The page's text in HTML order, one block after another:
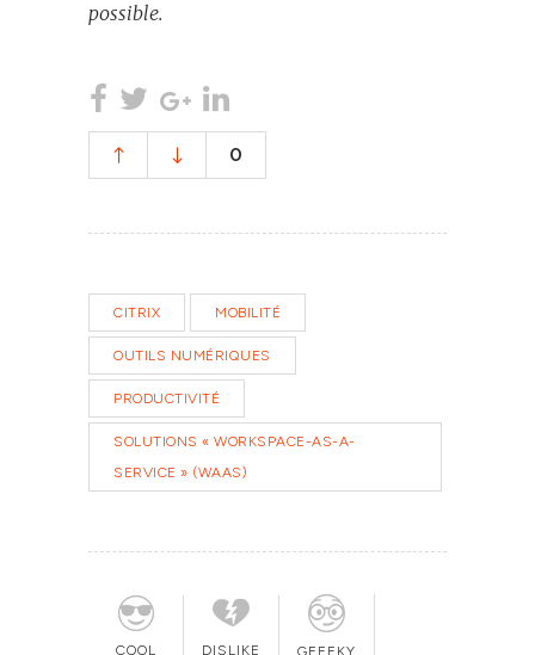
possible.
0
CITRIX MOBILITÉ
OUTILS NUMÉRIQUES
PRODUCTIVITÉ
SOLUTIONS « WORKSPACE-AS-A-
SERVICE » (WAAS)
COOL DISLIKE